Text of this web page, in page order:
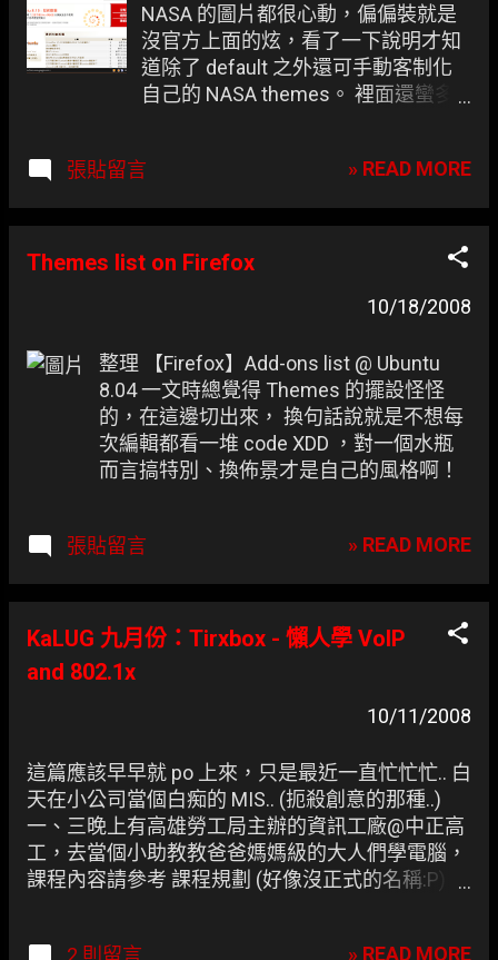
NASA 的圖片都很心動，偏偏裝就是
沒官方上面的炫，看了一下說明才知
道除了 default 之外還可手動客制化
自己的 NASA themes。 裡面還蠻多
張貼留言 » READ MORE
Themes list on Firefox
10/18/2008
整理 【Firefox】Add-ons list @ Ubuntu
8.04 一文時總覺得 Themes 的擺設怪怪
的，在這邊切出來， 換句話說就是不想每
次編輯都看一堆 code XDD ，對一個水瓶
而言搞特別、換佈景才是自己的風格啊！
張貼留言 » READ MORE
KaLUG 九月份：Tirxbox - 懶人學 VoIP
and 802.1x
10/11/2008
這篇應該早早就 po 上來，只是最近一直忙忙忙.. 白
天在小公司當個白痴的 MIS.. (扼殺創意的那種..)
一、三晚上有高雄勞工局主辦的資訊工廠@中正高
工，去當個小助教教爸爸媽媽級的大人們學電腦，
課程內容請參考 課程規劃 (好像沒正式的名稱:P) ，
2 則留言 » READ MORE